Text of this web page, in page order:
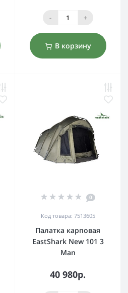
- +
В корзину
0
Код товара: 7513605
Палатка карповая
EastShark New 101 3
Man
40 980р.